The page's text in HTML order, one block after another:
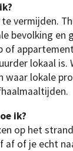
vermijden.
bevolking en
of
lokaal is.
waar lokale
ik?
op het
af of je echt